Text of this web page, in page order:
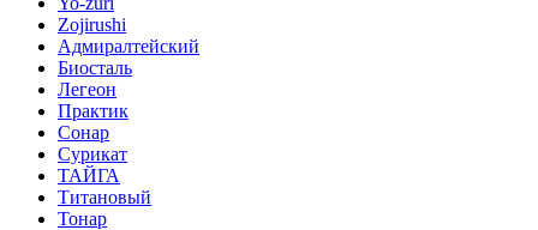
Zojirushi
Адмиралтейский
Биосталь
Легеон
Практик
Сонар
Сурикат
ТАЙГА
Титановый
Тонар